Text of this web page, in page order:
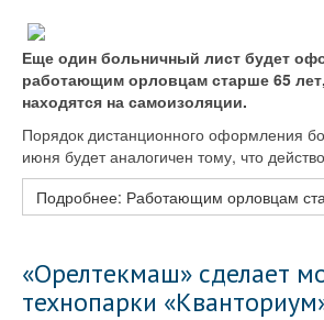
Еще один больничный лист будет
работающим орловцам старше 65
находятся на самоизоляции.
Порядок дистанционного оформления
июня будет аналогичен тому, что
Подробнее: Работающим орловцам
«Орелтекмаш» сделает
технопарки